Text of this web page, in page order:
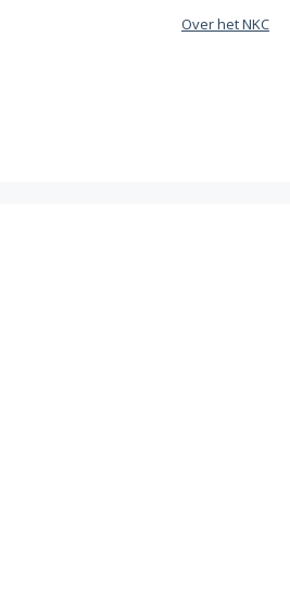
Over het NKC